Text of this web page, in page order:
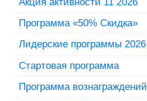
Программа «50% Скидка»
Лидерские программы 2026
Стартовая программа
Программа вознаграждений